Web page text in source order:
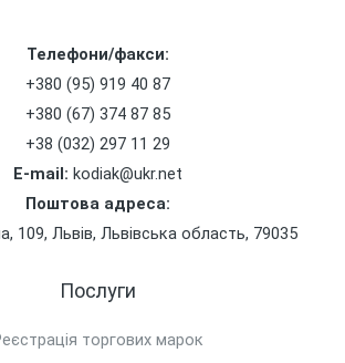
Телефони/факси:
+380 (95) 919 40 87
+380 (67) 374 87 85
+38 (032) 297 11 29
E-mail: kodiak@ukr.net
Поштова адреса:
109, Львів, Львівська область, 79035
Послуги
торгових марок